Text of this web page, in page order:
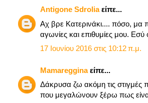
Antigone Sdroliaείπε...
Αχ βρε Κατερινάκι.... πόσο, μα
αγωνίες και επιθυμίες μου. Εσύ
17 Ιουνίου 2016 στις 10:12 π.μ.
Mamaregginaείπε...
Δάκρυσα ζω ακόμη τις στιγμές
που μεγαλώνουν ξέρω πως